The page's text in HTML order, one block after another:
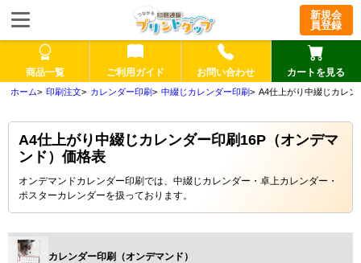
新規会
員登録
商品一覧 ご利用ガイド お問い合わせ カートを見る
印刷注文 カレンダー印刷 中綴じカレンダー印刷 A4仕上がり中綴じカレ
A4仕上がり中綴じカレンダー印刷16P（オンデマ
ンド）価格表
オンデマンドカレンダー印刷では、中綴じカレンダー・卓上カレンダー・
ポスターカレンダーを扱っております。
カレンダー印刷（オンデマンド）